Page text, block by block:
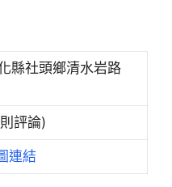
縣社頭鄉清水岩路
評論)
連結